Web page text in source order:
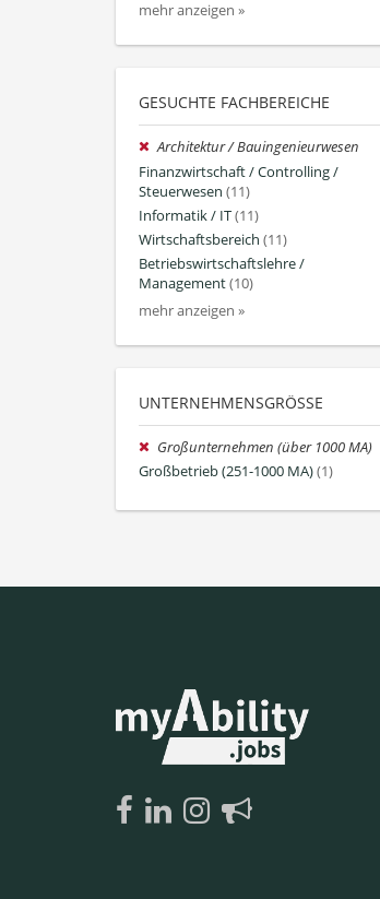
mehr anzeigen »
GESUCHTE FACHBEREICHE
Architektur / Bauingenieurwesen
Finanzwirtschaft / Controlling /
Steuerwesen (11)
Informatik / IT(11)
Wirtschaftsbereich (11)
Betriebswirtschaftslehre /
Management(10)
mehr anzeigen »
UNTERNEHMENSGRÖSSE
Großunternehmen (über 1000 MA)
Großbetrieb (251-1000 MA)(1)